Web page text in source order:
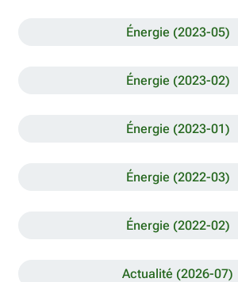
Énergie (2023-05)
Énergie (2023-02)
Énergie (2023-01)
Énergie (2022-03)
Énergie (2022-02)
Actualité (2026-07)